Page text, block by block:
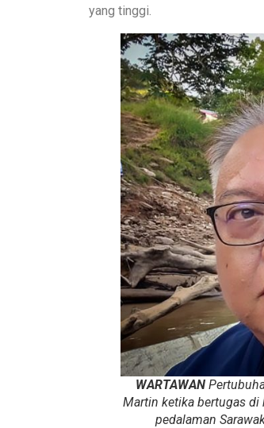
yang tinggi.
WARTAWAN
Martin ketika bertugas di
pedalaman